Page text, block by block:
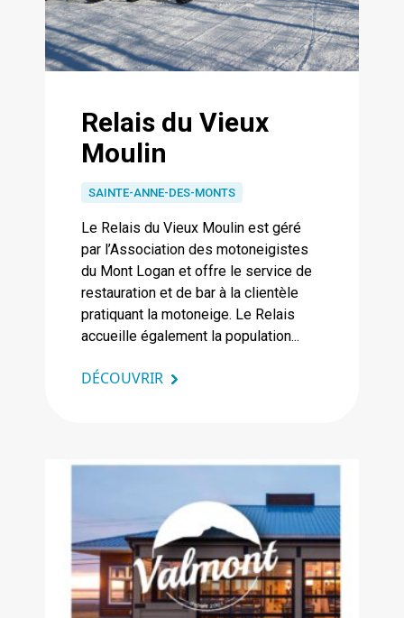
Relais du Vieux
Moulin
SAINTE-ANNE-DES-MONTS
Le Relais du Vieux Moulin est géré
par l’Association des motoneigistes
du Mont Logan et offre le service de
restauration et de bar à la clientèle
pratiquant la motoneige. Le Relais
accueille également la population...
DÉCOUVRIR